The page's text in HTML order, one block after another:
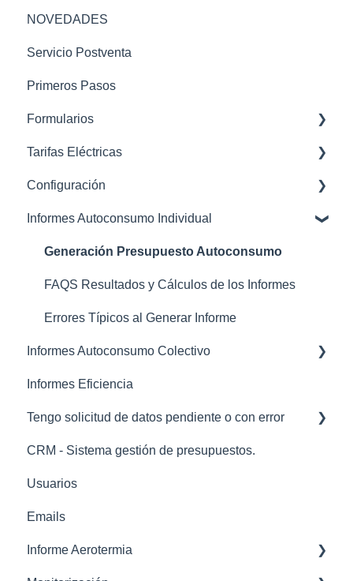
NOVEDADES
Servicio Postventa
Primeros Pasos
Formularios
STC - Sube tu curva
Datos Distribuidora - Curva Horaria
Curva Perfilada - Curvas tipo v2
OCR Lector de factura - Formulario curvas tipo
Tarifas Eléctricas
2.0TD
3.0TD, 6.1TD, 6.2TD, 6.3TD, 6.4TD
Configuración
General
Mano de Obra
Subvenciones
Métodos de Pago
Batería Virtual
Precios Compensación
Mantenimientos
Ficha tecnica
tarifas
calculos
Informes Autoconsumo Individual
Generación Presupuesto Autoconsumo
FAQS Resultados y Cálculos de los Informes
Errores Típicos al Generar Informe
Informes Autoconsumo Colectivo
Creación Comunidades / Proyectos
Sección CUPS
Sección Histórico Informes
Sección Configuración
Informes Eficiencia
Tengo solicitud de datos pendiente o con error
codigos error
CRM - Sistema gestión de presupuestos.
Usuarios
Emails
Informe Aerotermia